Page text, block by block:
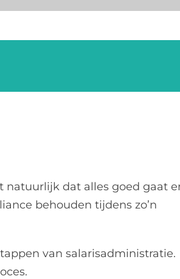
natuurlijk dat alles goed gaat
behouden tijdens zo’n
van salarisadministratie.